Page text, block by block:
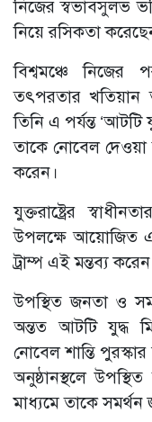
নিজের স্বভাবসুলভ
নিয়ে রসিকতা করেছেন
বিশ্বমঞ্চে নিজের
তৎপরতার খতিয়ান
তিনি এ পর্যন্ত
তাকে নোবেল দেওয়া
করেন।
যুক্তরাষ্ট্রের
উপলক্ষে আয়োজিত এক
ট্রাম্প এই মন্তব্য
উপস্থিত জনতা ও
অন্তত আটটি যুদ্ধ
নোবেল শান্তি
অনুষ্ঠানস্থলে
মাধ্যমে তাকে সমর্থন